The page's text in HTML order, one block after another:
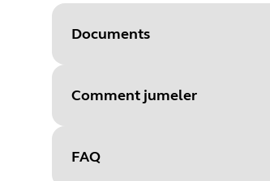
Documents
Document
Comment jumeler
FAQ